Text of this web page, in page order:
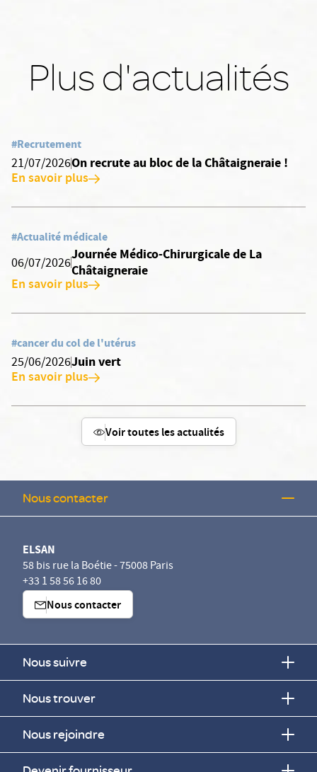
Plus d'actualités
#Recrutement
21/07/2026On recrute au bloc de la Châtaigneraie !
En savoir plus
#Actualité médicale
06/07/2026
Journée Médico-Chirurgicale de La
Châtaigneraie
En savoir plus
#cancer du col de l'utérus
25/06/2026Juin vert
En savoir plus
Voir toutes les actualités
Nous contacter
ELSAN
58 bis rue la Boétie - 75008 Paris
+33 1 58 56 16 80
Nous contacter
Nous suivre
Nous trouver
Nous rejoindre